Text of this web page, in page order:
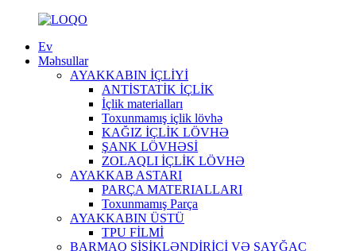
Ev
Məhsullar
AYAKKABIN İÇLİYİ
ANTİSTATİK İÇLİK
İçlik materialları
Toxunmamış içlik lövhə
KAĞIZ İÇLİK LÖVHƏ
ŞANK LÖVHƏSİ
ZOLAQLI İÇLİK LÖVHƏ
AYAKKAB ASTARI
PARÇA MATERIALLARI
Toxunmamış Parça
AYAKKABIN ÜSTÜ
TPU FİLMİ
BARMAQ ŞİŞİKLƏNDİRİCİ VƏ SAYĞAC